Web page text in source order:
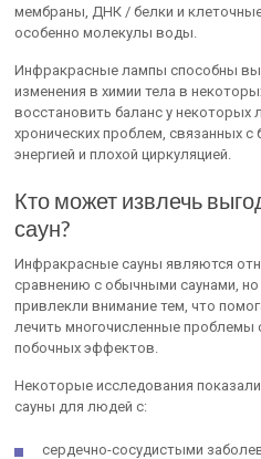
мембраны, ДНК / белки и
особенно молекулы воды.
Инфракрасные лампы способны
изменения в химии тела в
восстановить баланс у
хронических проблем, связанных
энергией и плохой циркуляцией.
Кто может извлечь
саун?
Инфракрасные сауны являются
сравнению с обычными саунами,
привлекли внимание тем, что
лечить многочисленные проблемы
побочных эффектов.
Некоторые исследования
сауны для людей с:
сердечно-сосудистыми